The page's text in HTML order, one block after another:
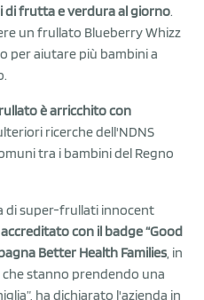
di frutta e verdura al giorno.
un frullato Blueberry Whizz
per aiutare più bambini a
è arricchito con
ricerche dell'NDNS
tra i bambini del Regno
di super-frullati innocent
accreditato con il badge “Good
Better Health Families, in
stanno prendendo una
ha dichiarato l'azienda in